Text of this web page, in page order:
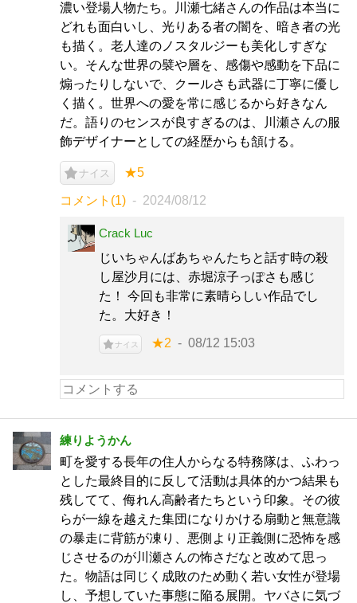
濃い登場人物たち。川瀬七緒さんの作品は本当に
どれも面白いし、光りある者の闇を、暗き者の光
も描く。老人達のノスタルジーも美化しすぎな
い。そんな世界の襞や層を、感傷や感動を下品に
煽ったりしないで、クールさも武器に丁寧に優し
く描く。世界への愛を常に感じるから好きなん
だ。語りのセンスが良すぎるのは、川瀬さんの服
飾デザイナーとしての経歴からも頷ける。
ナイス ★5
コメント(1) 2024/08/12
Crack Luc
じいちゃんばあちゃんたちと話す時の殺
し屋沙月には、赤堀涼子っぽさも感じ
た！ 今回も非常に素晴らしい作品でし
た。大好き！
ナイス ★2 08/12 15:03
練りようかん
町を愛する長年の住人からなる特務隊は、ふわっ
とした最終目的に反して活動は具体的かつ結果も
残してて、侮れん高齢者たちという印象。その彼
らが一線を越えた集団になりかける扇動と無意識
の暴走に背筋が凍り、悪側より正義側に恐怖を感
じさせるのが川瀬さんの怖さだなと改めて思っ
た。物語は同じく成敗のため動く若い女性が登場
し、予想していた事態に陥る展開。ヤバさに気づ